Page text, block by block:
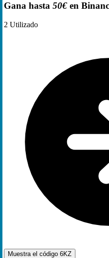
Gana hasta 50€ en
2 Utilizado
Muestra el código 6KZ